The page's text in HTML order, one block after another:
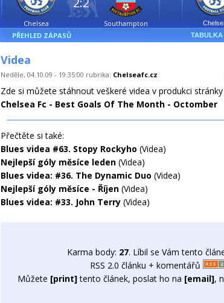
Chelsea Southampton
PŘEHLED ZÁPASŮ TABULKA
Videa
Neděle, 04.10.09 - 19:35:00 rubrika: Chelseafc.cz
Zde si můžete stáhnout veškeré videa v produkci
Chelsea Fc - Best Goals Of The Month - Octomber
Přečtěte si také:
Blues videa #63. Stopy Rockyho (Videa)
Nejlepší góly měsíce leden (Videa)
Blues videa: #36. The Dynamic Duo (Videa)
Nejlepší góly měsíce - Říjen (Videa)
Blues videa: #33. John Terry (Videa)
Karma body: 27. Líbil se Vám tento
RSS 2.0 článku + komentářů
Můžete [print]tento článek, poslat ho na [email],